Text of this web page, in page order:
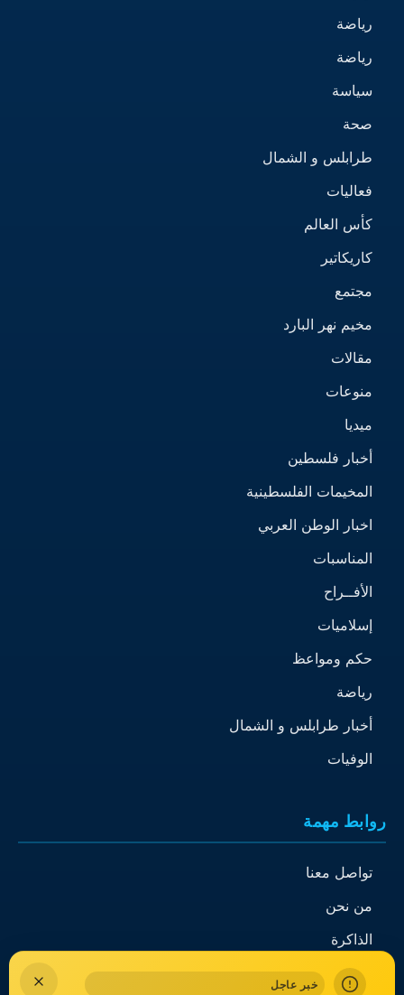
خبر عاجل
رياضة
رياضة
سياسة
صحة
طرابلس و الشمال
فعاليات
كأس العالم
كاريكاتير
مجتمع
مخيم نهر البارد
مقالات
منوعات
ميديا
أخبار فلسطين
المخيمات الفلسطينية
اخبار الوطن العربي
المناسبات
الأفــراح
إسلاميات
حكم ومواعظ
رياضة
أخبار طرابلس و الشمال
الوفيات
روابط مهمة
تواصل معنا
من نحن
الذاكرة